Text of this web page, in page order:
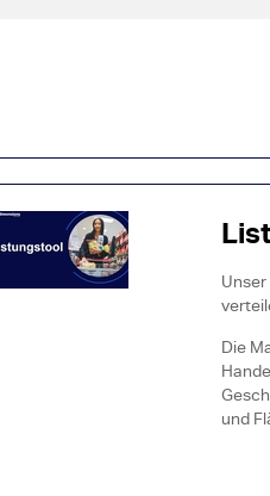
Die
und